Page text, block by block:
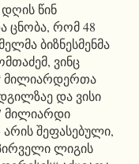
წინ
ცნობა, რომ 48
ბიზნესმენმა
ვინც
მილიარდერთა
და ვისი
მილიარდი
შეფასებული,
ლიგის